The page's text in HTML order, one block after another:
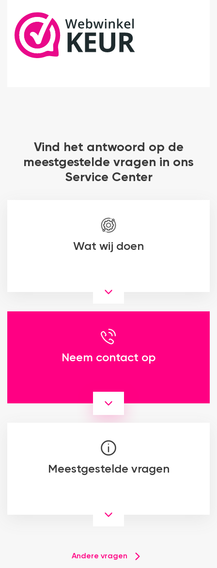
Vind het antwoord op de
meestgestelde vragen in ons
Service Center
Wat wij doen
Neem contact op
Meestgestelde vragen
Andere vragen